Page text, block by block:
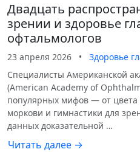
Двадцать
зрении и здоровье
офтальмологов
23 апреля 2026 •
Здоровье
Специалисты Американской
(American Academy of
популярных мифов — от цвета
моркови и гимнастики для
данных доказательной …
Читать далее →